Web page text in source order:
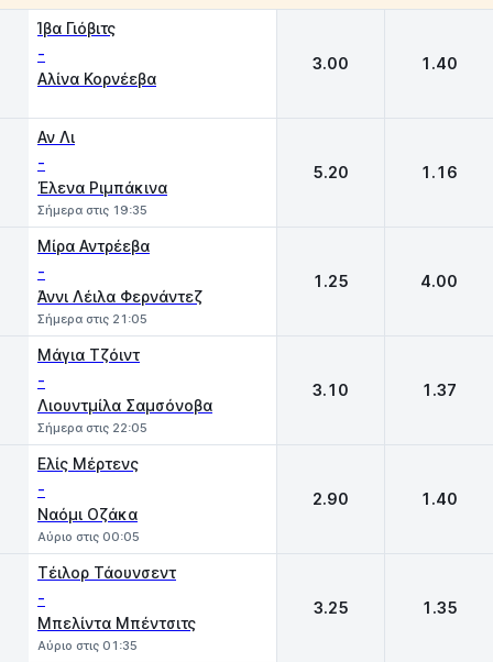
Ίβα Γιόβιτς
-
Αλίνα Κορνέεβα
3.00 1.40
Αν Λι
-
Έλενα Ριμπάκινα
Σήμερα στις 19:35
5.20 1.16
Μίρα Αντρέεβα
-
Άννι Λέιλα Φερνάντεζ
Σήμερα στις 21:05
1.25 4.00
Μάγια Τζόιντ
-
Λιουντμίλα Σαμσόνοβα
Σήμερα στις 22:05
3.10 1.37
Eλίς Μέρτενς
-
Ναόμι Οζάκα
Αύριο στις 00:05
2.90 1.40
Τέιλορ Τάουνσεντ
-
Μπελίντα Μπέντσιτς
Αύριο στις 01:35
3.25 1.35